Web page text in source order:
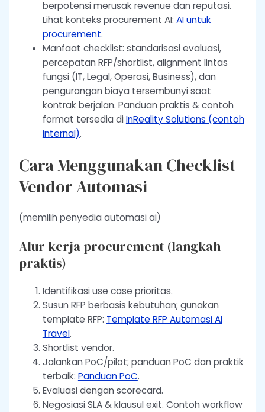
berpotensi merusak revenue dan reputasi.
Lihat konteks procurement AI: AI untuk
procurement.
Manfaat checklist: standarisasi evaluasi,
percepatan RFP/shortlist, alignment lintas
fungsi (IT, Legal, Operasi, Business), dan
pengurangan biaya tersembunyi saat
kontrak berjalan. Panduan praktis & contoh
format tersedia di InReality Solutions (contoh
internal).
Cara Menggunakan Checklist
Vendor Automasi
(memilih penyedia automasi ai)
Alur kerja procurement (langkah
praktis)
Identifikasi use case prioritas.
Susun RFP berbasis kebutuhan; gunakan
template RFP: Template RFP Automasi AI
Travel.
Shortlist vendor.
Jalankan PoC/pilot; panduan PoC dan praktik
terbaik: Panduan PoC.
Evaluasi dengan scorecard.
Negosiasi SLA & klausul exit. Contoh workflow